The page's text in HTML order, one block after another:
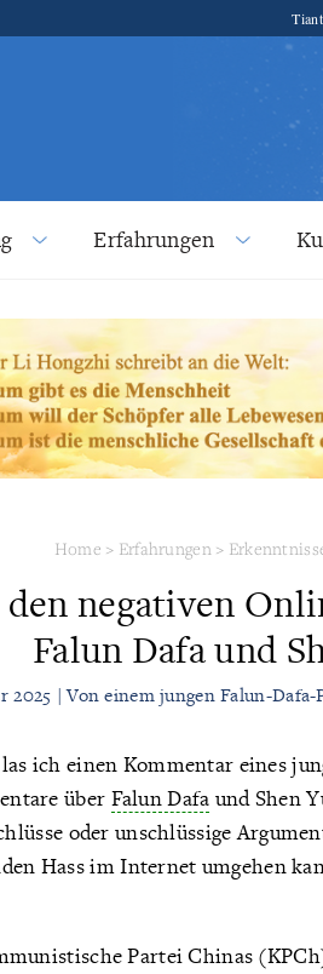
Erfahrungen
Home > Erfahrungen>
den negativen
Falun Dafa und
2025 | Von einem jungen Falun-
ich einen Kommentar eines
über Falun Dafa und Shen
oder unschlüssige
Hass im Internet umgehen
Partei Chinas